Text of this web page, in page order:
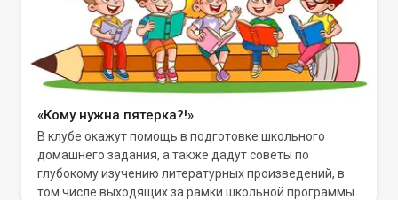
«Кому нужна пятерка?!»
В клубе окажут помощь в подготовке школьного
домашнего задания, а также дадут советы по
глубокому изучению литературных произведений, в
том числе выходящих за рамки школьной программы.